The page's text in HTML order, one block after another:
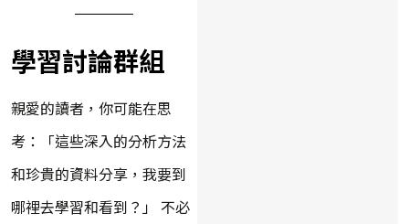
學習討論群組
親愛的讀者，你可能在思
考：「這些深入的分析方法
和珍貴的資料分享，我要到
哪裡去學習和看到？」 不必